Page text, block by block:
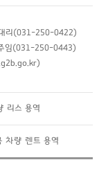
리(031-250-0422)
임(031-250-0443)
리스 용역
차량 렌트 용역